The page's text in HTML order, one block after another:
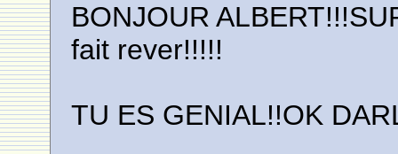
BONJOUR
fait rever!!!!!
TU ES GENIAL!!OK